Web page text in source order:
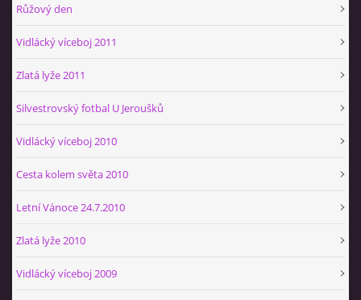
Růžový den
Vidlácký víceboj 2011
Zlatá lyže 2011
Silvestrovský fotbal U Jeroušků
Vidlácký víceboj 2010
Cesta kolem světa 2010
Letní Vánoce 24.7.2010
Zlatá lyže 2010
Vidlácký víceboj 2009